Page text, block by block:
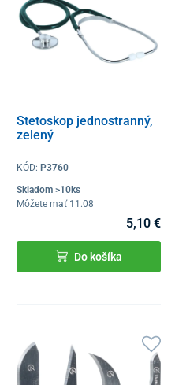
Stetoskop jednostranný,
zelený
KÓD: P3760
Skladom >10ks
Môžete mať 11.08
5,10 €
Do košíka